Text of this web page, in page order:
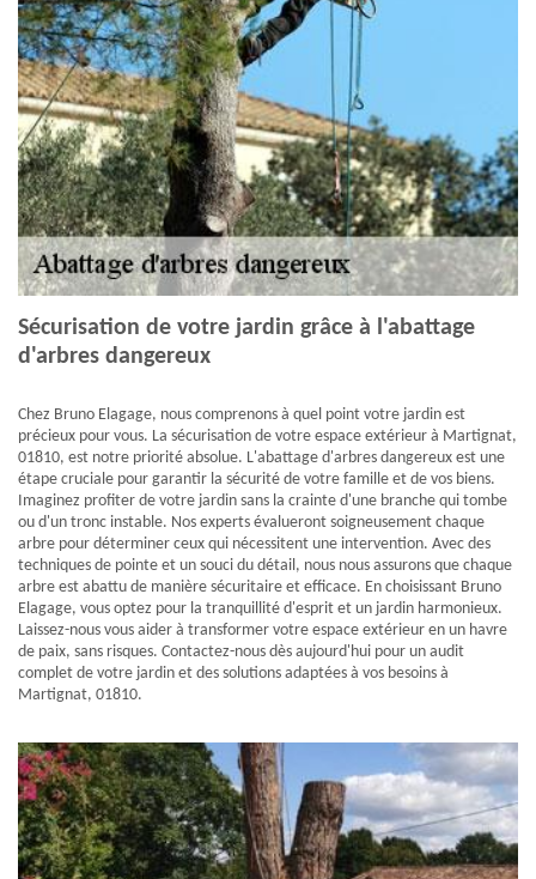
Sécurisation de votre jardin grâce à l'abattage
d'arbres dangereux
Chez Bruno Elagage, nous comprenons à quel point votre jardin est
précieux pour vous. La sécurisation de votre espace extérieur à Martignat,
01810, est notre priorité absolue. L'abattage d'arbres dangereux est une
étape cruciale pour garantir la sécurité de votre famille et de vos biens.
Imaginez profiter de votre jardin sans la crainte d'une branche qui tombe
ou d'un tronc instable. Nos experts évalueront soigneusement chaque
arbre pour déterminer ceux qui nécessitent une intervention. Avec des
techniques de pointe et un souci du détail, nous nous assurons que chaque
arbre est abattu de manière sécuritaire et efficace. En choisissant Bruno
Elagage, vous optez pour la tranquillité d'esprit et un jardin harmonieux.
Laissez-nous vous aider à transformer votre espace extérieur en un havre
de paix, sans risques. Contactez-nous dès aujourd'hui pour un audit
complet de votre jardin et des solutions adaptées à vos besoins à
Martignat, 01810.